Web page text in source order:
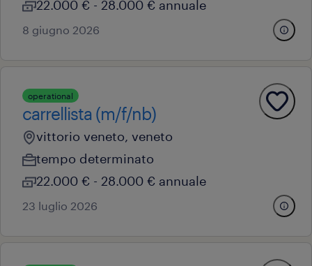
22.000 € - 28.000 € annuale
8 giugno 2026
operational
carrellista (m/f/nb)
vittorio veneto, veneto
tempo determinato
22.000 € - 28.000 € annuale
23 luglio 2026